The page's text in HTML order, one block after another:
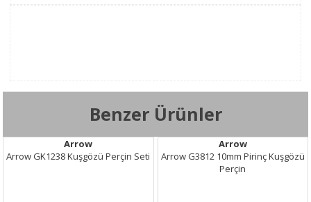
Benzer Ürünler
Arrow
Arrow GK1238 Kuşgözü Perçin Seti
Arrow
Arrow G3812 10mm Pirinç Kuşgözü
Perçin